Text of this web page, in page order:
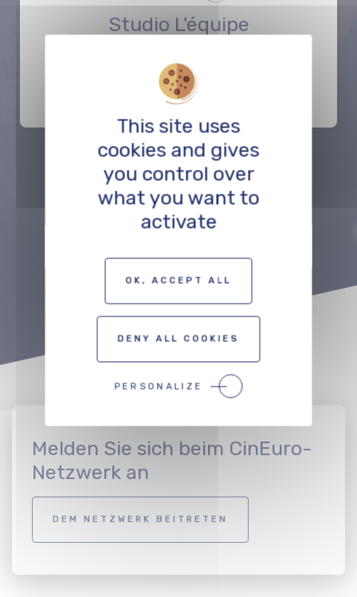
Studio L'équipe
PrécédentSuivant
Melden Sie sich beim CinEuro-
Netzwerk an
DEM NETZWERK BEITRETEN
This site uses
cookies and gives
you control over
what you want to
activate
OK, ACCEPT ALL
DENY ALL COOKIES
PERSONALIZE